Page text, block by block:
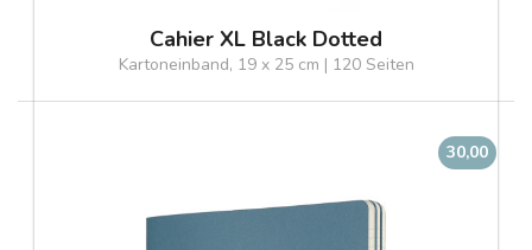
Cahier XL Black Dotted
Kartoneinband, 19 x 25 cm | 120 Seiten
30,00